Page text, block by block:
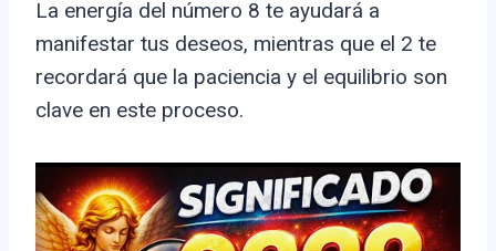
La energía del número 8 te ayudará a
manifestar tus deseos, mientras que el 2 te
recordará que la paciencia y el equilibrio son
clave en este proceso.